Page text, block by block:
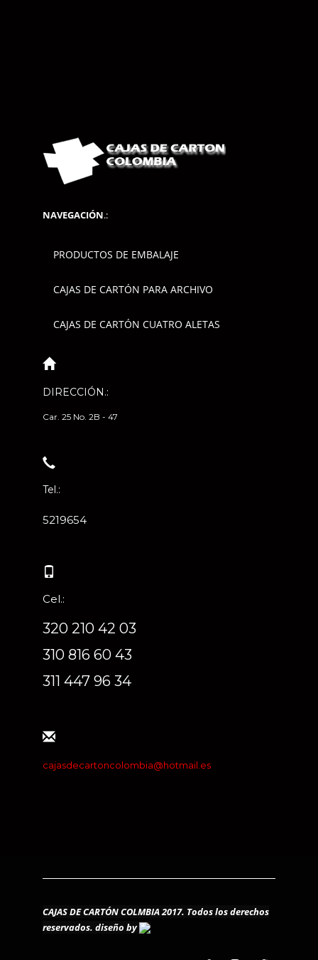
NAVEGACIÓN.:
PRODUCTOS DE EMBALAJE
CAJAS DE CARTÓN PARA ARCHIVO
CAJAS DE CARTÓN CUATRO ALETAS
DIRECCIÓN.:
Car. 25 No. 2B - 47
Tel.:
5219654
Cel.:
320 210 42 03
310 816 60 43
311 447 96 34
cajasdecartoncolombia@hotmail.es
CAJAS DE CARTÓN COLMBIA 2017. Todos los derechos
reservados. diseño by